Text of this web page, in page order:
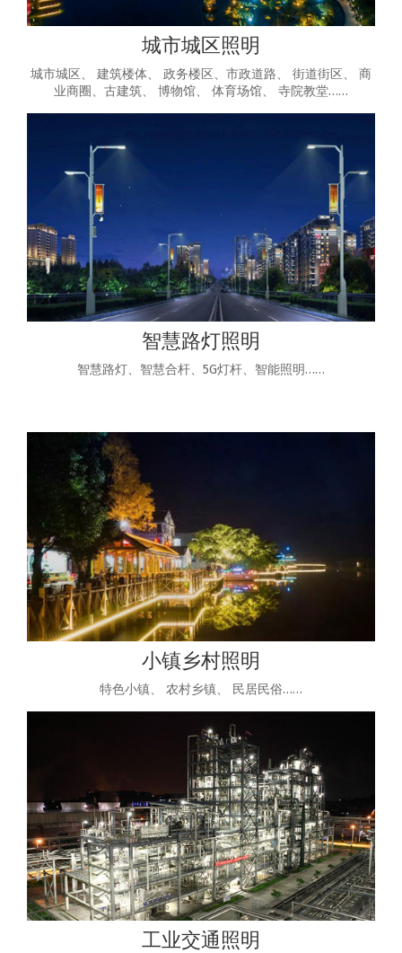
城市城区照明
城市城区、 建筑楼体、 政务楼区、市政道路、 街道街区、 商
业商圈、古建筑、 博物馆、 体育场馆、 寺院教堂……
智慧路灯照明
智慧路灯、智慧合杆、5G灯杆、智能照明……
小镇乡村照明
特色小镇、 农村乡镇、 民居民俗……
工业交通照明